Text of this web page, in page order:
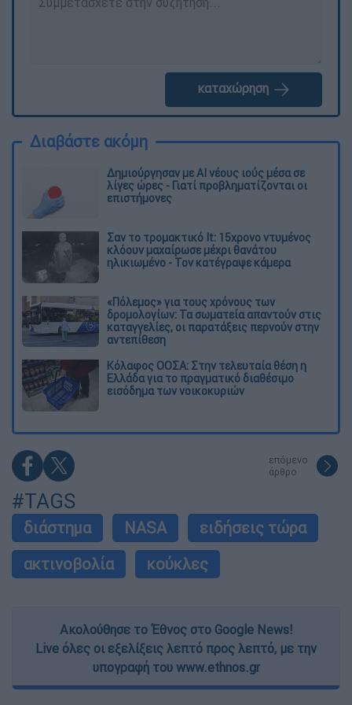
καταχώρηση
Διαβάστε ακόμη
Δημιούργησαν με AI νέους ιούς μέσα σε
λίγες ώρες - Γιατί προβληματίζονται οι
επιστήμονες
Σαν το τρομακτικό It: 15χρονο ντυμένος
κλόουν μαχαίρωσε μέχρι θανάτου
ηλικιωμένο - Τον κατέγραψε κάμερα
«Πόλεμος» για τους χρόνους των
δρομολογίων: Τα σωματεία απαντούν στις
καταγγελίες, οι παρατάξεις περνούν στην
αντεπίθεση
Κόλαφος ΟΟΣΑ: Στην τελευταία θέση η
Ελλάδα για το πραγματικό διαθέσιμο
εισόδημα των νοικοκυριών
επόμενο
άρθρο
#TAGS
διάστημα NASA
ειδήσεις τώρα
ακτινοβολία
κούκλες
Ακολούθησε το Έθνος στο Google News!
Live όλες οι εξελίξεις λεπτό προς λεπτό, με την
υπογραφή του www.ethnos.gr